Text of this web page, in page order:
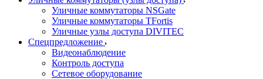
Уличные коммутаторы NSGate
Уличные коммутаторы TFortis
Уличные узлы доступа DIVITEC
Спецпредложение
Видеонаблюдение
Контроль доступа
Сетевое оборудование